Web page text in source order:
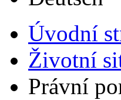
Úvodní
Životní
Právní